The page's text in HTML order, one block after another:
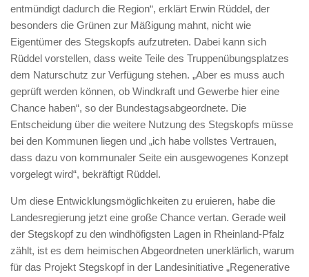
entmündigt dadurch die Region“, erklärt Erwin Rüddel, der
besonders die Grünen zur Mäßigung mahnt, nicht wie
Eigentümer des Stegskopfs aufzutreten. Dabei kann sich
Rüddel vorstellen, dass weite Teile des Truppenübungsplatzes
dem Naturschutz zur Verfügung stehen. „Aber es muss auch
geprüft werden können, ob Windkraft und Gewerbe hier eine
Chance haben“, so der Bundestagsabgeordnete. Die
Entscheidung über die weitere Nutzung des Stegskopfs müsse
bei den Kommunen liegen und „ich habe vollstes Vertrauen,
dass dazu von kommunaler Seite ein ausgewogenes Konzept
vorgelegt wird“, bekräftigt Rüddel.
Um diese Entwicklungsmöglichkeiten zu eruieren, habe die
Landesregierung jetzt eine große Chance vertan. Gerade weil
der Stegskopf zu den windhöfigsten Lagen in Rheinland-Pfalz
zählt, ist es dem heimischen Abgeordneten unerklärlich, warum
für das Projekt Stegskopf in der Landesinitiative „Regenerative